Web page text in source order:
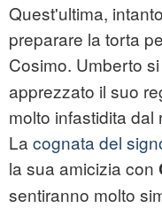
Quest'ultima,
preparare la torta
Cosimo. Umberto
apprezzato il suo
molto infastidita dal
La cognata del
la sua amicizia con
sentiranno molto